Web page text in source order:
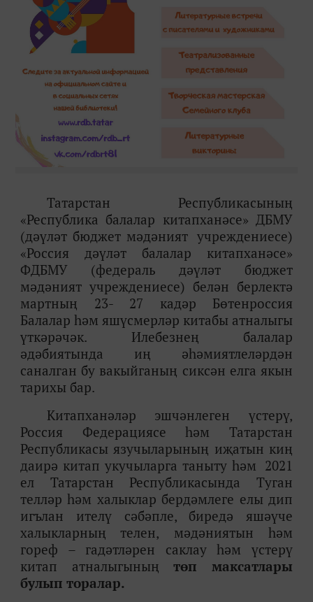
Татарстан Республикасының
«Республика балалар китапханәсе» ДБМУ
(дәүләт бюджет мәдәният учреждениесе)
«Россия дәүләт балалар китапханәсе»
ФДБМУ (федераль дәүләт бюджет
мәдәният учреждениесе) белән берлектә
мартның 23- 27 кадәр Бөтенроссия
Балалар һәм яшүсмерләр китабы атналыгы
үткәрәчәк. Илебезнең балалар
әдәбиятында иң әһәмиятлеләрдән
саналган бу вакыйганың сиксән елга якын
тарихы бар.
Китапханәләр эшчәнлеген үстерү,
Россия Федерациясе һәм Татарстан
Республикасы язучыларының иҗатын киң
даирә китап укучыларга таныту һәм 2021
ел Татарстан Республикасында Туган
телләр һәм халыклар бердәмлеге елы дип
игълан ителү сәбәпле, биредә яшәүче
халыкларның телен, мәдәниятын һәм
гореф – гадәтләрен саклау һәм үстерү
китап атналыгыныңтөп максатлары
булып торалар.